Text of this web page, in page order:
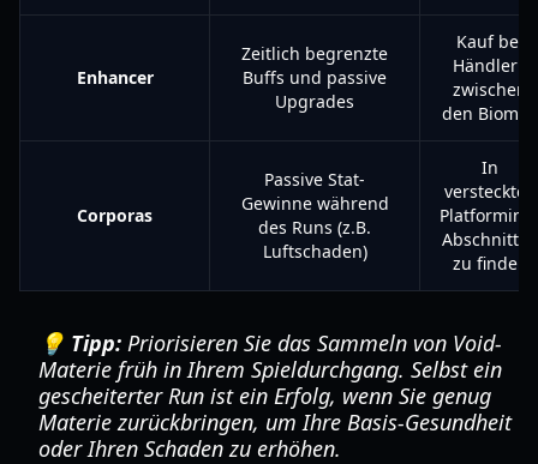
Enhancer
Zeitlich begrenzte
Buffs und passive
Upgrades
Kauf bei
Händlern
zwischen
den Biomen
Corporas
Passive Stat-
Gewinne während
des Runs (z.B.
Luftschaden)
In
versteckten
Abschnitten
zu finden
💡 Tipp: Priorisieren Sie das Sammeln von Void-
Materie früh in Ihrem Spieldurchgang. Selbst ein
gescheiterter Run ist ein Erfolg, wenn Sie genug
Materie zurückbringen, um Ihre Basis-Gesundheit
oder Ihren Schaden zu erhöhen.